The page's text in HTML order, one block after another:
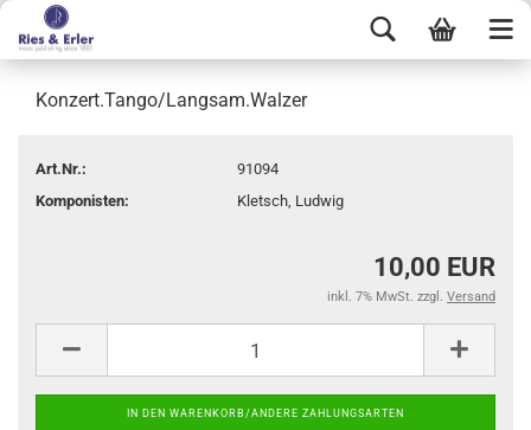
Konzert.Tango/Langsam.Walzer
Art.Nr.:
91094
Komponisten:
Kletsch, Ludwig
10,00 EUR
inkl. 7% MwSt. zzgl. Versand